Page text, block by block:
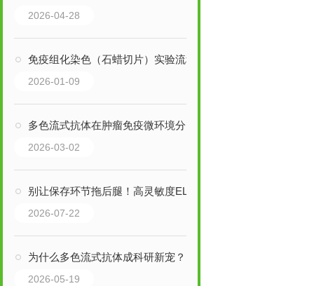
2026-04-28
免疫组化染色（石蜡切片）实验流程
2026-01-09
多色流式抗体在肿瘤免疫微环境分析中的应用
2026-03-02
别让保存环节拖后腿！高灵敏度ELISA试剂盒的正确养护法则
2026-07-22
为什么多色流式抗体成科研新宠？这些核心特点藏着答案
2026-05-19